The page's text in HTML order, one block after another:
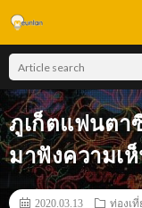
ภูเก็ตแฟนตา
มาฟังความเ
2020.03.13 ท่องเที่